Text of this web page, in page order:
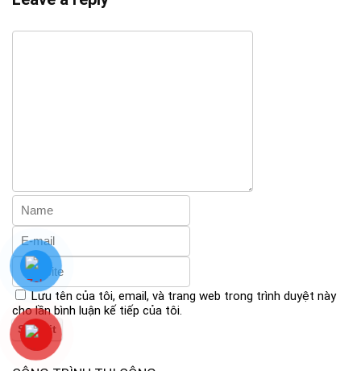
Lưu tên của tôi, email, và trang web trong trình duyệt này
cho lần bình luận kế tiếp của tôi.